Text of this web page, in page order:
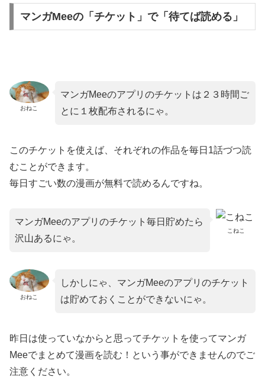
マンガMeeの「チケット」で「待てば読める」
おねこ
マンガMeeのアプリのチケットは２３時間ご
とに１枚配布されるにゃ。
このチケットを使えば、それぞれの作品を毎日1話づつ読
むことができます。
毎日すごい数の漫画が無料で読めるんですね。
こねこ
マンガMeeのアプリのチケット毎日貯めたら
沢山あるにゃ。
おねこ
しかしにゃ、マンガMeeのアプリのチケット
は貯めておくことができないにゃ。
昨日は使っていなからと思ってチケットを使ってマンガ
Meeでまとめて漫画を読む！という事ができませんのでご
注意ください。